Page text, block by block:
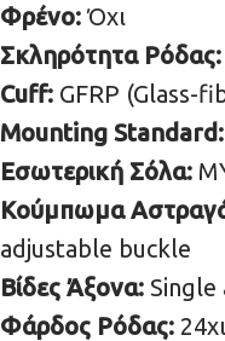
Φρένο:Όχι
Σκληρότητα Ρόδας:
Cuff: GFRP (Glass-
Mounting Standard:
Εσωτερική Σόλα:
Κούμπωμα
adjustable buckle
Βίδες Άξονα: Single
Φάρδος Ρόδας: